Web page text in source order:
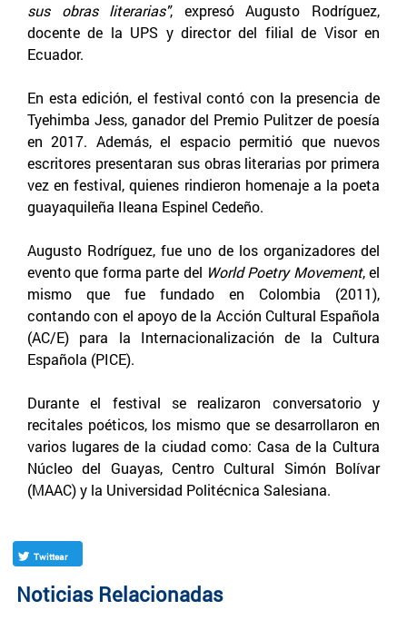
sus obras literarias", expresó Augusto Rodríguez,
docente de la UPS y director del filial de Visor en
Ecuador.
En esta edición, el festival contó con la presencia de
Tyehimba Jess, ganador del Premio Pulitzer de poesía
en 2017. Además, el espacio permitió que nuevos
escritores presentaran sus obras literarias por primera
vez en festival, quienes rindieron homenaje a la poeta
guayaquileña Ileana Espinel Cedeño.
Augusto Rodríguez, fue uno de los organizadores del
evento que forma parte del World Poetry Movement, el
mismo que fue fundado en Colombia (2011),
contando con el apoyo de la Acción Cultural Española
(AC/E) para la Internacionalización de la Cultura
Española (PICE).
Durante el festival se realizaron conversatorio y
recitales poéticos, los mismo que se desarrollaron en
varios lugares de la ciudad como: Casa de la Cultura
Núcleo del Guayas, Centro Cultural Simón Bolívar
(MAAC) y la Universidad Politécnica Salesiana.
Twittear
Noticias Relacionadas